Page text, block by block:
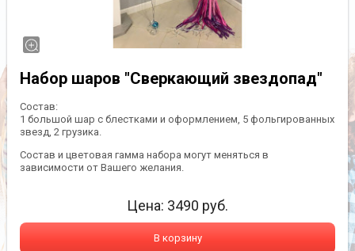
Набор шаров "Сверкающий звездопад"
Состав:
1 большой шар с блестками и оформлением, 5 фольгированных
звезд, 2 грузика.
Состав и цветовая гамма набора могут меняться в
зависимости от Вашего желания.
Цена: 3490 руб.
В корзину